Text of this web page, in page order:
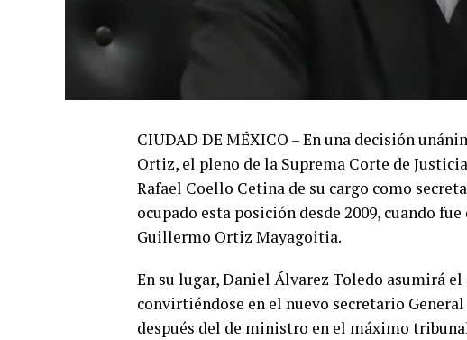
CIUDAD DE MÉXICO – En una decisión
Ortiz, el pleno de la Suprema Corte de
Rafael Coello Cetina de su cargo como
ocupado esta posición desde 2009, cuando
Guillermo Ortiz Mayagoitia.
En su lugar, Daniel Álvarez Toledo asumirá
convirtiéndose en el nuevo secretario
después del de ministro en el máximo